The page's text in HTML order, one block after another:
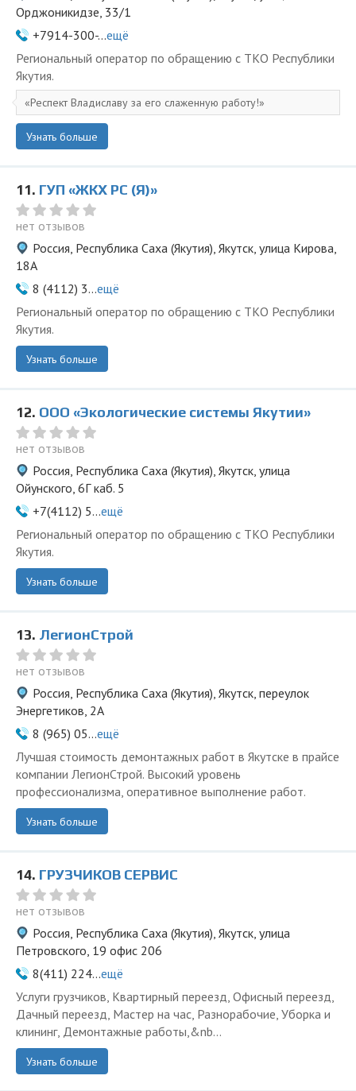
Орджоникидзе, 33/1
+7914-300-...ещё
Региональный оператор по обращению с ТКО Республики
Якутия.
Респект Владиславу за его слаженную работу!
Узнать больше
11. ГУП «ЖКХ РС (Я)»
нет отзывов
Россия, Республика Саха (Якутия), Якутск, улица Кирова,
18А
8 (4112) 3...ещё
Региональный оператор по обращению с ТКО Республики
Якутия.
Узнать больше
12. ООО «Экологические системы Якутии»
нет отзывов
Россия, Республика Саха (Якутия), Якутск, улица
Ойунского, 6Г каб. 5
+7(4112) 5...ещё
Региональный оператор по обращению с ТКО Республики
Якутия.
Узнать больше
13. ЛегионСтрой
нет отзывов
Россия, Республика Саха (Якутия), Якутск, переулок
Энергетиков, 2А
8 (965) 05...ещё
Лучшая стоимость демонтажных работ в Якутске в прайсе
компании ЛегионСтрой. Высокий уровень
профессионализма, оперативное выполнение работ.
Узнать больше
14. ГРУЗЧИКОВ СЕРВИС
нет отзывов
Россия, Республика Саха (Якутия), Якутск, улица
Петровского, 19 офис 206
8(411) 224...ещё
Услуги грузчиков, Квартирный переезд, Офисный переезд,
Дачный переезд, Мастер на час, Разнорабочие, Уборка и
клининг, Демонтажные работы,&nb...
Узнать больше